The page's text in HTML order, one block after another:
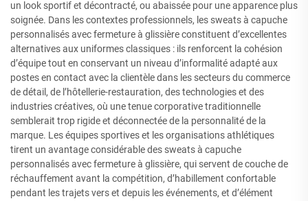
un look sportif et décontracté, ou abaissée pour une apparence plus
soignée. Dans les contextes professionnels, les sweats à capuche
personnalisés avec fermeture à glissière constituent d’excellentes
alternatives aux uniformes classiques : ils renforcent la cohésion
d’équipe tout en conservant un niveau d’informalité adapté aux
postes en contact avec la clientèle dans les secteurs du commerce
de détail, de l’hôtellerie-restauration, des technologies et des
industries créatives, où une tenue corporative traditionnelle
semblerait trop rigide et déconnectée de la personnalité de la
marque. Les équipes sportives et les organisations athlétiques
tirent un avantage considérable des sweats à capuche
personnalisés avec fermeture à glissière, qui servent de couche de
réchauffement avant la compétition, d’habillement confortable
pendant les trajets vers et depuis les événements, et d’élément